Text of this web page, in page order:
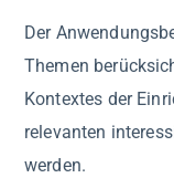
Der
Themen
Kontextes der
relevanten
werden.